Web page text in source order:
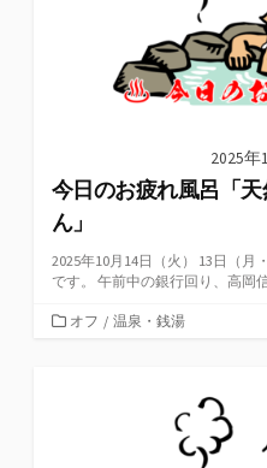
2025年
今日のお疲れ風呂「
ん」
2025年10月14日（火） 13日（
です。 午前中の銀行回り、高岡
カオフ / 温泉・銭湯